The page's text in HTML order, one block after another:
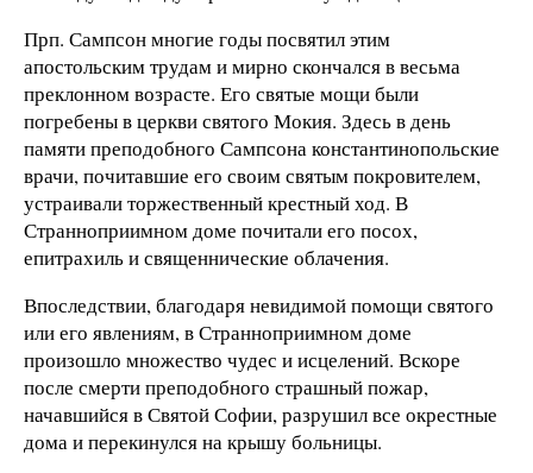
Прп. Сампсон многие годы посвятил этим
апостольским трудам и мирно скончался в весьма
преклонном возрасте. Его святые мощи были
погребены в церкви святого Мокия. Здесь в день
памяти преподобного Сампсона константинополь­ские
врачи, почитавшие его своим святым покровителем,
устраивали торжественный крестный ход. В
Страннопри­имном доме почитали его посох,
епитрахиль и священни­ческие облачения.
Впоследствии, благодаря невидимой помощи святого
или его явлениям, в Странноприимном доме
произошло мно­жество чудес и исцелений. Вскоре
после смерти преподоб­ного страшный пожар,
начавшийся в Святой Софии, разру­шил все окрестные
дома и перекинулся на крышу больницы.